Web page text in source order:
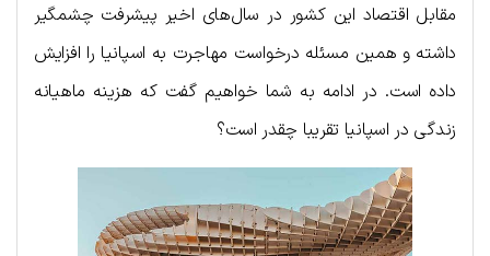
مقابل اقتصاد این کشور در سال‌های اخیر پیشرفت چشمگیر
داشته و همین مسئله درخواست مهاجرت به اسپانیا را افزایش
داده است. در ادامه به شما خواهیم گفت که هزینه ماهیانه
زندگی در اسپانیا تقریبا چقدر است؟